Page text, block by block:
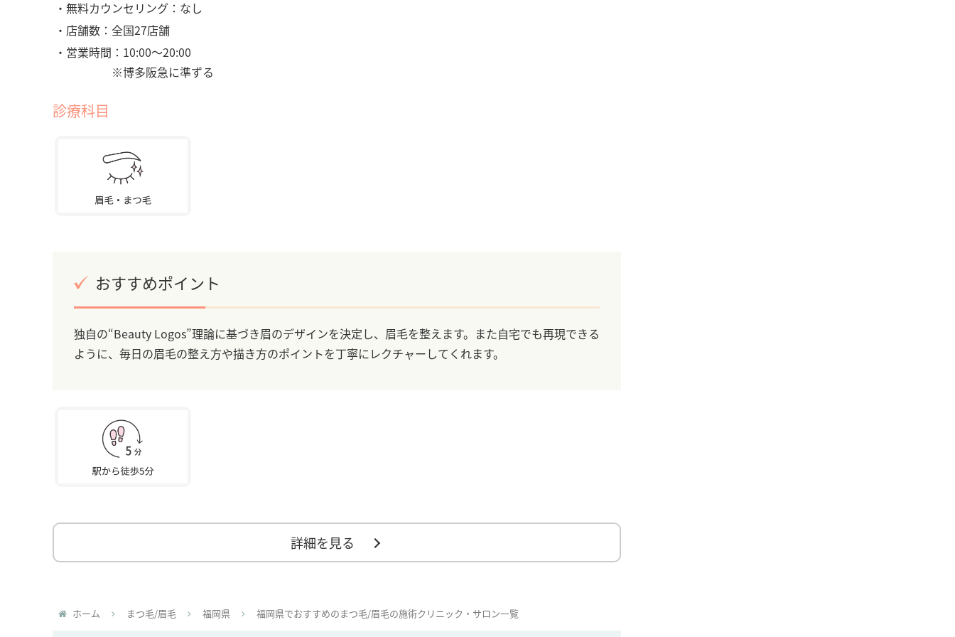
・無料カウンセリング：なし
・店舗数：全国27店舗
・営業時間：10:00～20:00
※博多阪急に準ずる
診療科目
おすすめポイント
独自の“Beauty Logos”理論に基づき眉のデザインを決定し、眉毛を整えます。また自宅でも再現できる
ように、毎日の眉毛の整え方や描き方のポイントを丁寧にレクチャーしてくれます。
詳細を見る
ホーム まつ毛/眉毛 福岡県 福岡県でおすすめのまつ毛/眉毛の施術クリニック・サロン一覧